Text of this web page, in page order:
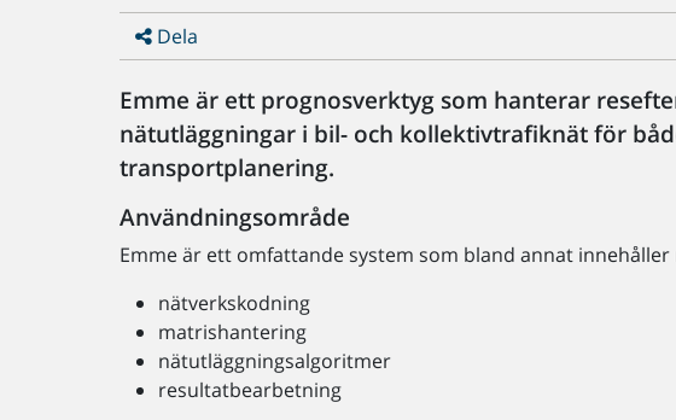
Dela
Emme är ett prognosverktyg som hanterar
nätutläggningar i bil- och kollektivtrafiknät för
transportplanering.
Användningsområde
Emme är ett omfattande system som bland annat
nätverkskodning
matrishantering
nätutläggningsalgoritmer
resultatbearbetning